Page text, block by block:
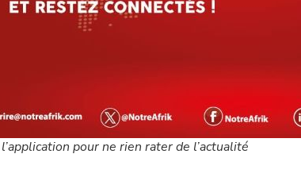
pour ne rien rater de l’actualité